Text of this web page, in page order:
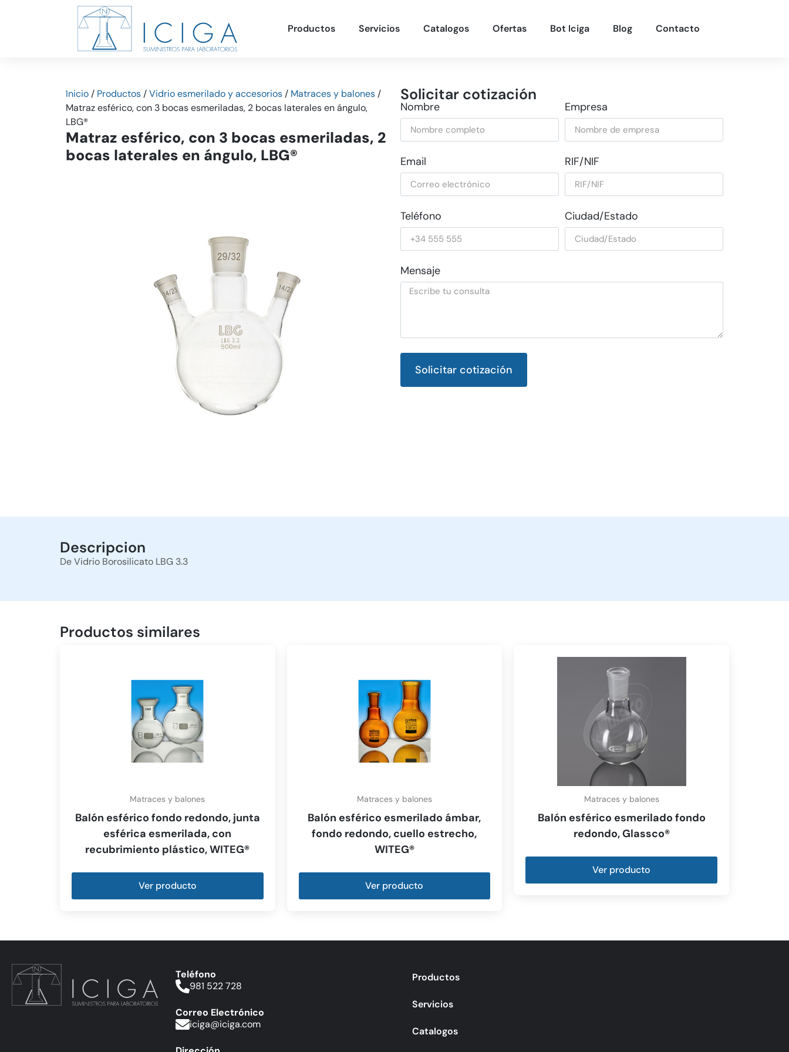
Productos Servicios Catalogos Ofertas Bot Iciga Blog Contacto
Inicio/ Productos/Vidrio esmerilado y accesorios/ Matraces y balones/
Matraz esférico, con 3 bocas esmeriladas, 2 bocas laterales en ángulo,
LBG®
Matraz esférico, con 3 bocas esmeriladas, 2
bocas laterales en ángulo, LBG®
Solicitar cotización
Nombre Empresa
Email RIF/NIF
Teléfono Ciudad/Estado
Mensaje
Solicitar cotización
Descripcion
De Vidrio Borosilicato LBG 3.3
Productos similares
Matraces y balones
Balón esférico fondo redondo, junta
esférica esmerilada, con
recubrimiento plástico, WITEG®
Ver producto
Matraces y balones
Balón esférico esmerilado ámbar,
fondo redondo, cuello estrecho,
WITEG®
Ver producto
Matraces y balones
Balón esférico esmerilado fondo
redondo, Glassco®
Ver producto
Teléfono
981 522 728
Correo Electrónico
iciga@iciga.com
Productos
Servicios
Catalogos